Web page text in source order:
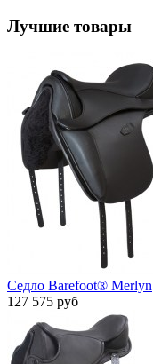
Лучшие товары
Седло Barefoot® Merlyn
127 575 руб